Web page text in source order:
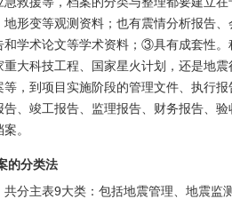
地形变等观测资料；也有震情分析报告
和学术论文等学术资料；③具有成套性
大科技工程、国家星火计划，还是地
，到项目实施阶段的管理文件、执行
、竣工报告、监理报告、财务报告、
。
的分类法
共分主表9大类：包括地震管理、地震监